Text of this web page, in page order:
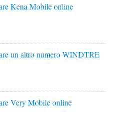
Kena Mobile online
un altro numero WINDTRE
Very Mobile online